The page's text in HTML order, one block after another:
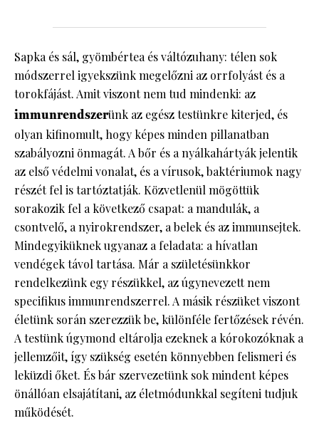
Sapka és sál, gyömbértea és váltózuhany: télen sok
módszerrel igyekszünk megelőzni az orrfolyást és a
torokfájást. Amit viszont nem tud mindenki: az
immunrendszerünk az egész testünkre kiterjed, és
olyan kifinomult, hogy képes minden pillanatban
szabályozni önmagát. A bőr és a nyálkahártyák jelentik
az első védelmi vonalat, és a vírusok, baktériumok nagy
részét fel is tartóztatják. Közvetlenül mögöttük
sorakozik fel a következő csapat: a mandulák, a
csontvelő, a nyirokrendszer, a belek és az immunsejtek.
Mindegyiküknek ugyanaz a feladata: a hívatlan
vendégek távol tartása. Már a születésünkkor
rendelkezünk egy részükkel, az úgynevezett nem
specifikus immunrendszerrel. A másik részüket viszont
életünk során szerezzük be, különféle fertőzések révén.
A testünk úgymond eltárolja ezeknek a kórokozóknak a
jellemzőit, így szükség esetén könnyebben felismeri és
leküzdi őket. És bár szervezetünk sok mindent képes
önállóan elsajátítani, az életmódunkkal segíteni tudjuk
működését.